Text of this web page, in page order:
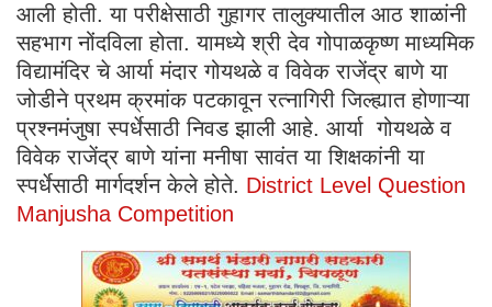
आली होती. या परीक्षेसाठी गुहागर तालुक्यातील आठ शाळांनी
सहभाग नोंदविला होता. यामध्ये श्री देव गोपाळकृष्ण माध्यमिक
विद्यामंदिर चे आर्या मंदार गोयथळे व विवेक राजेंद्र बाणे या
जोडीने प्रथम क्रमांक पटकावून रत्नागिरी जिल्ह्यात होणाऱ्या
प्रश्नमंजुषा स्पर्धेसाठी निवड झाली आहे. आर्या गोयथळे व
विवेक राजेंद्र बाणे यांना मनीषा सावंत या शिक्षकांनी या
स्पर्धेसाठी मार्गदर्शन केले होते. District Level Question
Manjusha Competition